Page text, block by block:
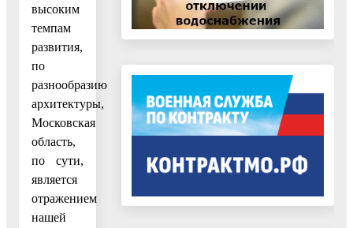
высоким
темпам
развития,
по
разнообразию
архитектуры,
Московская
область,
по сути,
является
отражением
нашей